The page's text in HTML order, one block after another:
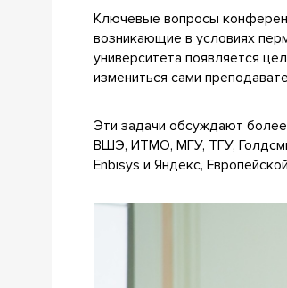
Ключевые вопросы
возникающие в условиях
университета появляется
измениться сами
Эти задачи обсуждают более
ВШЭ, ИТМО, МГУ, ТГУ,
Enbisys и Яндекс,